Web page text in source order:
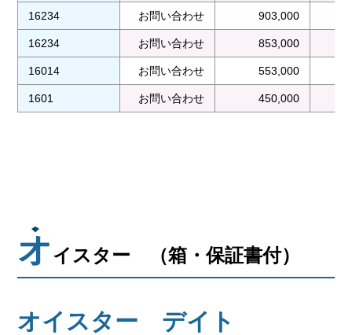
16234 お問い合わせ 903,000
16234 お問い合わせ 853,000
16014 お問い合わせ 553,000
1601 お問い合わせ 450,000
オイスター （箱・保証書付）
オイスター デイト